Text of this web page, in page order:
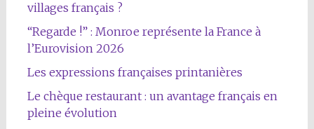
villages français ?
“Regarde !” : Monroe représente la France à
l’Eurovision 2026
Les expressions françaises printanières
Le chèque restaurant : un avantage français en
pleine évolution